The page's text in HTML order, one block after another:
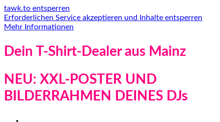
tawk.to entsperren
Erforderlichen Service akzeptieren und Inhalte entsperren
Mehr Informationen
Dein T-Shirt-Dealer aus Mainz
NEU: XXL-POSTER UND
BILDERRAHMEN DEINES DJs